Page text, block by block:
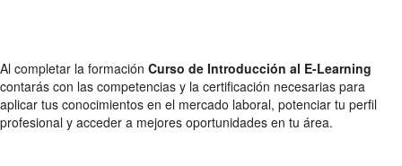
Al completar la formación Curso de Introducción al E-Learning
contarás con las competencias y la certificación necesarias para
aplicar tus conocimientos en el mercado laboral, potenciar tu perfil
profesional y acceder a mejores oportunidades en tu área.